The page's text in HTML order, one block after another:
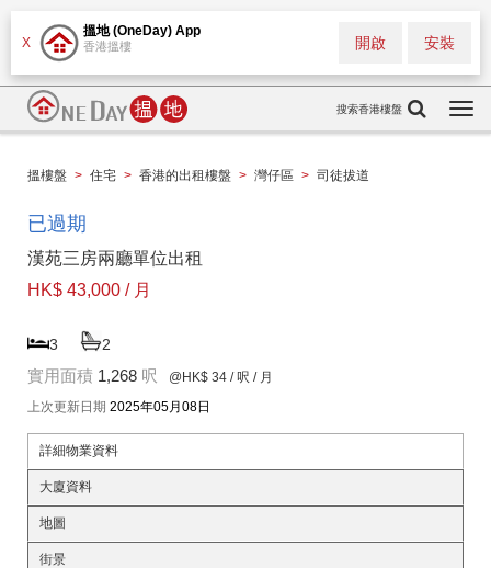
X
搵地 (OneDay) App
香港搵樓 安裝
開啟
搜索香港樓盤
搵樓盤 > 住宅 > 香港的出租樓盤 > 灣仔區 > 司徒拔道
已過期
漢苑三房兩廳單位出租
HK$ 43,000 / 月
3 2
實用面積 1,268 呎 @HK$ 34 / 呎 / 月
上次更新日期 2025年05月08日
詳細物業資料
大廈資料
地圖
街景